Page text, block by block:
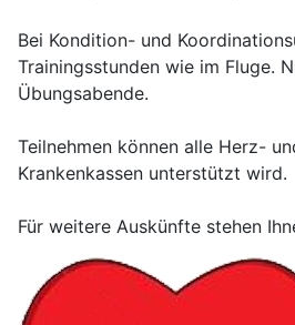
Bei Kondition- und
Trainingsstunden wie im Fluge.
Übungsabende.
Teilnehmen können alle Herz-
Krankenkassen unterstützt wird.
Für weitere Auskünfte stehen